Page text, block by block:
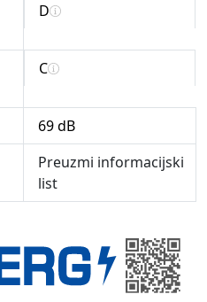
D
C
69 dB
Preuzmi informacijski
list